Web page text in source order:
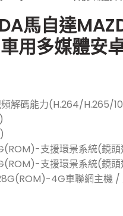
馬自達
用多媒體安
解碼能力(H.264/H.265/
支援環景系統(鏡頭
支援環景系統(鏡頭
4G車聯網主機 /